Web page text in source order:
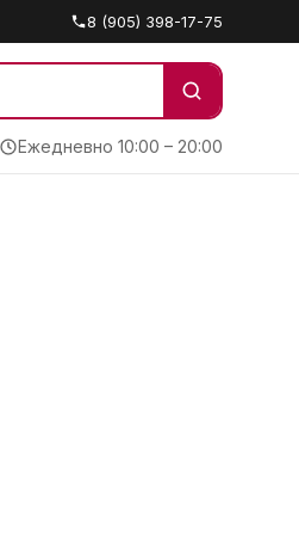
8 (905) 398-17-75
Ежедневно 10:00 – 20:00